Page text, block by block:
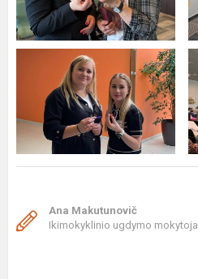
Ana Makutunovič
Ikimokyklinio ugdymo mokytoja